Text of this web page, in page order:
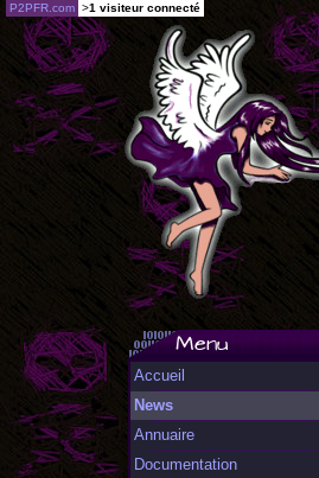
Menu
Accueil
News
Annuaire
Documentation
P2PFR.com >1 visiteur connecté